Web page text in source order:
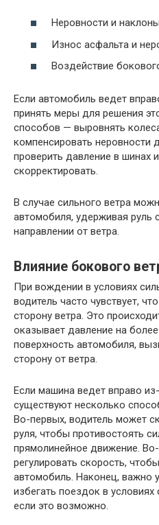
Неровности и
Износ асфальта и
Воздействие
Если автомобиль ведет
принять меры для решения
способов — выровнять
компенсировать неровности
проверить давление в шинах
скорректировать.
В случае сильного ветра
автомобиля, удерживая руль
направлении от ветра.
Влияние бокового
При вождении в условиях
водитель часто чувствует,
сторону ветра. Это
оказывает давление на
поверхность автомобиля,
сторону от ветра.
Если машина ведет вправо
существуют несколько
Во-первых, водитель может
руля, чтобы противостоять
прямолинейное движение.
регулировать скорость,
автомобиль. Наконец, важно
избегать поездок в условиях
если это возможно.